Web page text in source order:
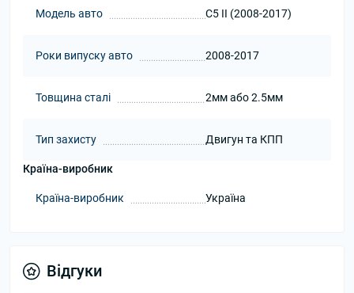
Модель авто C5 II (2008-2017)
Роки випуску авто 2008-2017
Товщина сталі 2мм або 2.5мм
Тип захисту Двигун та КПП
Країна-виробник
Країна-виробник Україна
Відгуки